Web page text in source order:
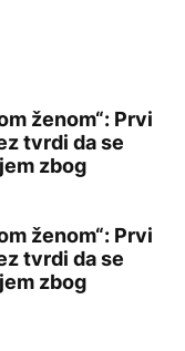
muž Dženifer
ženom“: Prvi
tvrdi da se
zbog
muž Dženifer
ženom“: Prvi
tvrdi da se
zbog